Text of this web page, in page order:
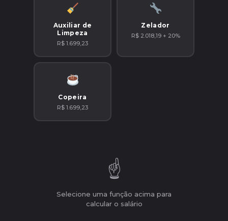
Auxiliar de
Limpeza
R$ 1.699,23
Zelador
R$ 2.018,19 + 20%
Copeira
R$ 1.699,23
☝️
Selecione uma função acima para
calcular o salário